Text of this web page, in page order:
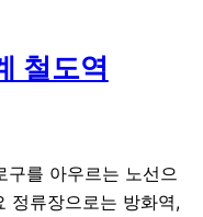
철도역
를 아우르는 노선으
정류장으로는 방화역,